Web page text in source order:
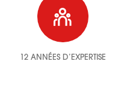
12 ANNÉES D’EXPERTISE